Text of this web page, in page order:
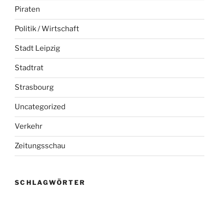
Piraten
Politik / Wirtschaft
Stadt Leipzig
Stadtrat
Strasbourg
Uncategorized
Verkehr
Zeitungsschau
SCHLAGWÖRTER